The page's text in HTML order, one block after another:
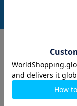
中古